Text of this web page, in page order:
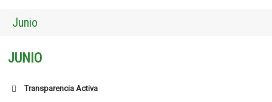
Junio
JUNIO
Transparencia Activa